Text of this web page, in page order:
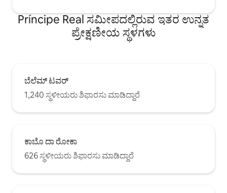
ಬಹಳ ಕಡಿಮೆ ವಾಕಿಂಗ್ ದೂರ: ಜಾರ್ಡಿಮ್ ಡೊ ಪ್ರಿನ್ಸಿಪೆ
ರಿಯಲ್, ಜಾರ್ಡಿಮ್ ಬೊಟಾನಿಕೊ ಡಿ ಲಿಸ್ಬೊವಾ,
ಮಿರಾಡೌರೊ ಡಿ ಸಾವೊ ಪೆಡ್ರೊ ಡಿ ಅಲ್ಕಾಂತಾರಾ,
ಮ್ಯೂಸಿಯಂ ಡಿ ಹಿಸ್ಟೋರಿಯಾ ನ್ಯಾಚುರಲ್, ಬೈರೋ
Príncipe Real ಸಮೀಪದಲ್ಲಿರುವ ಇತರ ಉನ್ನತ
ಪ್ರೇಕ್ಷಣೀಯ ಸ್ಥಳಗಳು
ಬೆಲೆಮ್ ಟವರ್
1,240 ಸ್ಥಳೀಯರು ಶಿಫಾರಸು ಮಾಡಿದ್ದಾರೆ
ಕಾಬೊ ದಾ ರೋಕಾ
626 ಸ್ಥಳೀಯರು ಶಿಫಾರಸು ಮಾಡಿದ್ದಾರೆ